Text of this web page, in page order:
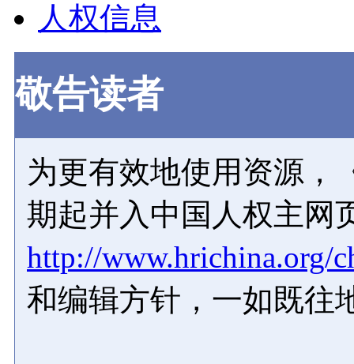
人权信息
敬告读者
为更有效地使用资源，
期起并入中国人权主网
http://www.hrichina.org/
和编辑方针，一如既往